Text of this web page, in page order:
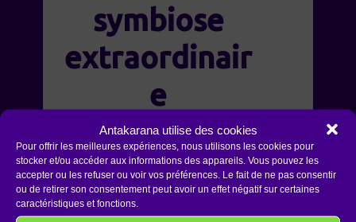
Antakarana utilise des cookies
Pour offrir les meilleures expériences, nous utilisons les cookies pour
stocker et/ou accéder aux informations des appareils. Vous pouvez les
accepter ou les refuser ou voir vos préférences. Le fait de ne pas consentir
ou de retirer son consentement peut avoir un effet négatif sur certaines
caractéristiques et fonctions.
symbiose
extraordinair
e
Le déroulement de ce cours était
magnifique et m’a apporté
beaucoup. MERCI, MERCI, MERCI.